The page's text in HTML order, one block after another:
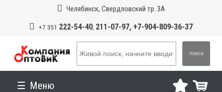
Челябинск, Свердловский тр. 3А
+7 351 222-54-40, 211-07-97, +7-904-809-36-37
ПОИСК
Меню